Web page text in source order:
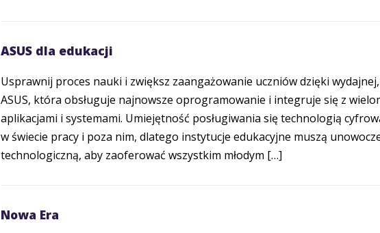
ASUS dla edukacji
Usprawnij proces nauki i zwiększ zaangażowanie uczniów dzięki
ASUS, która obsługuje najnowsze oprogramowanie i integruje się z
aplikacjami i systemami. Umiejętność posługiwania się technologią
w świecie pracy i poza nim, dlatego instytucje edukacyjne muszą
technologiczną, aby zaoferować wszystkim młodym […]
Nowa Era